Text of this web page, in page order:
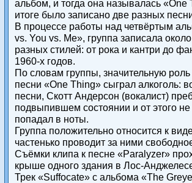
альбом, и тогда она называлась «One
итоге было записано две разных
В процессе работы над четвёртым
vs. You vs. Me», группа записала
разных стилей: от рока и кантри до
1960-х годов.
По словам группы, значительную роль
песни «One Thing» сыграл алкоголь:
песни, Скотт Андерсон (вокалист)
подвыпившем состоянии и от этого не
попадал в ноты.
Группа положительно относится к
частенько проводит за ними
Съёмки клипа к песне «Paralyzer»
крыше одного здания в Лос-
Трек «Suffocate» с альбома «The